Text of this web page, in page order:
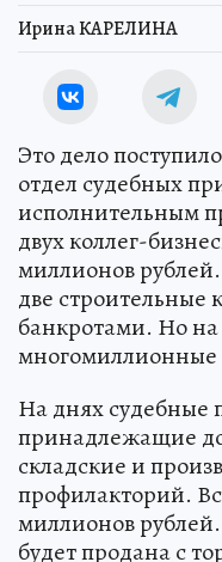
Ирина КАРЕЛИНА
Это дело
отдел судебных
исполнительным
двух коллег-
миллионов
две
банкротами. Но на
многомиллионные
На днях судебные
принадлежащие
складские и
профилакторий.
миллионов
будет продана с